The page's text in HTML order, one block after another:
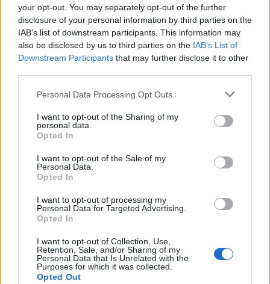
your opt-out. You may separately opt-out of the further
disclosure of your personal information by third parties on the
IAB’s list of downstream participants. This information may
also be disclosed by us to third parties on the IAB’s List of
Downstream Participants that may further disclose it to other
Personal Data Processing Opt Outs
I want to opt-out of the Sharing of my
personal data.
Opted In
I want to opt-out of the Sale of my
Personal Data.
Opted In
I want to opt-out of processing my
Personal Data for Targeted Advertising.
Opted In
I want to opt-out of Collection, Use,
Retention, Sale, and/or Sharing of my
Personal Data that Is Unrelated with the
Purposes for which it was collected.
Opted Out
NB non è mai stato un grande placcatore,
potrete averne conferma nel video qui di
seguito: